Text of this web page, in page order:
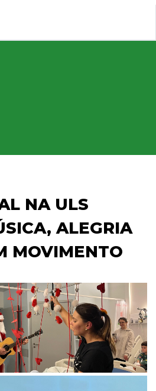
NA ULS
ALEGRIA
MOVIMENTO